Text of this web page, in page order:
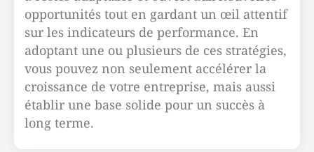
opportunités tout en gardant un œil attentif
sur les indicateurs de performance. En
adoptant une ou plusieurs de ces stratégies,
vous pouvez non seulement accélérer la
croissance de votre entreprise, mais aussi
établir une base solide pour un succès à
long terme.